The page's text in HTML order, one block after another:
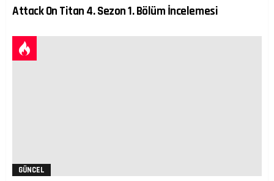
Attack On Titan 4. Sezon 1. Bölüm İncelemesi
GÜNCEL